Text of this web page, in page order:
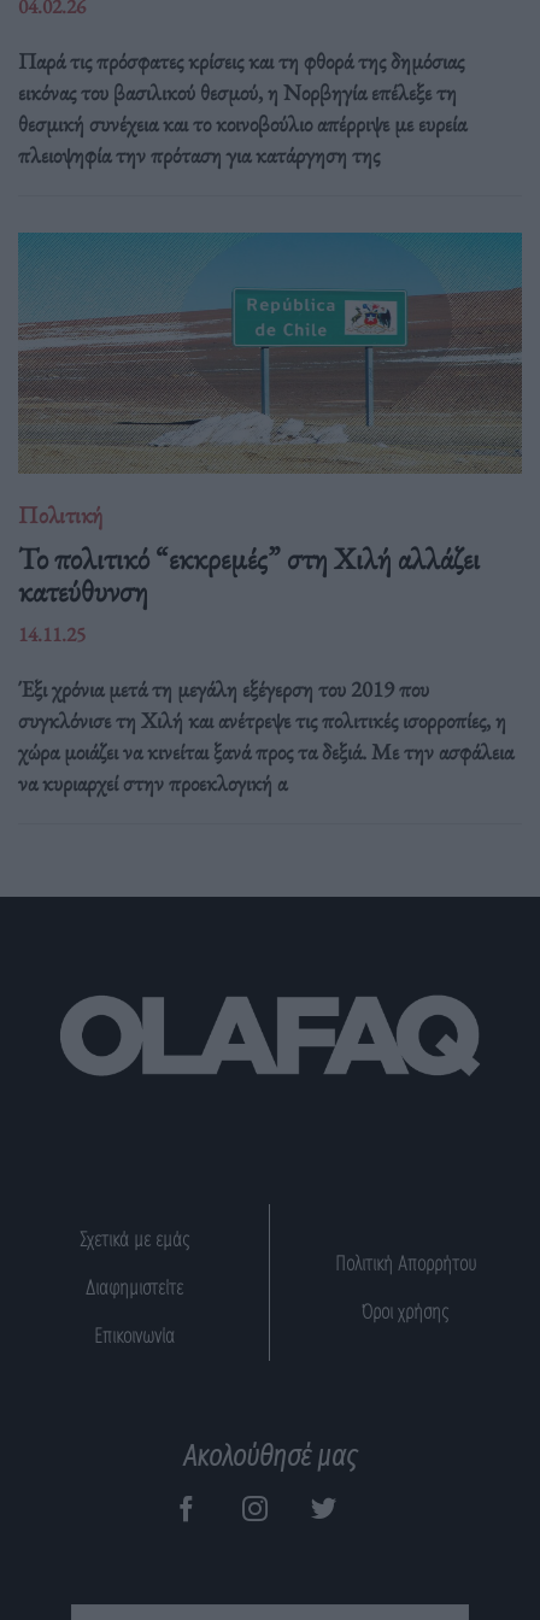
04.02.26
Παρά τις πρόσφατες κρίσεις και τη φθορά της δημόσιας
εικόνας του βασιλικού θεσμού, η Νορβηγία επέλεξε τη
θεσμική συνέχεια και το κοινοβούλιο απέρριψε με ευρεία
πλειοψηφία την πρόταση για κατάργηση της
Πολιτική
Το πολιτικό “εκκρεμές” στη Χιλή αλλάζει
κατεύθυνση
14.11.25
Έξι χρόνια μετά τη μεγάλη εξέγερση του 2019 που
συγκλόνισε τη Χιλή και ανέτρεψε τις πολιτικές ισορροπίες, η
χώρα μοιάζει να κινείται ξανά προς τα δεξιά. Με την ασφάλεια
να κυριαρχεί στην προεκλογική α
Σχετικά με εμάς
Διαφημιστείτε
Επικοινωνία
Πολιτική Απορρήτου
Όροι χρήσης
Ακολούθησέ μας